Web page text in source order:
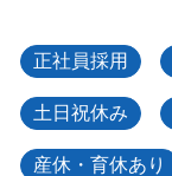
正社員採用
土日祝休み
産休・育休あり